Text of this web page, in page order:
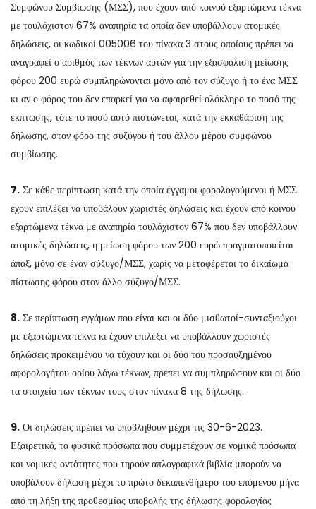
Συμφώνου Συμβίωσης (ΜΣΣ), που έχουν από κοινού εξαρτώμενα τέκνα
με τουλάχιστον 67% αναπηρία τα οποία δεν υποβάλλουν ατομικές
δηλώσεις, οι κωδικοί 005006 του πίνακα 3 στους οποίους πρέπει να
αναγραφεί ο αριθμός των τέκνων αυτών για την εξασφάλιση μείωσης
φόρου 200 ευρώ συμπληρώνονται μόνο από τον σύζυγο ή το ένα ΜΣΣ
κι αν ο φόρος του δεν επαρκεί για να αφαιρεθεί ολόκληρο το ποσό της
έκπτωσης, τότε το ποσό αυτό πιστώνεται, κατά την εκκαθάριση της
δήλωσης, στον φόρο της συζύγου ή του άλλου μέρου συμφώνου
συμβίωσης.
7. Σε κάθε περίπτωση κατά την οποία έγγαμοι φορολογούμενοι ή ΜΣΣ
έχουν επιλέξει να υποβάλουν χωριστές δηλώσεις και έχουν από κοινού
εξαρτώμενα τέκνα με αναπηρία τουλάχιστον 67% που δεν υποβάλλουν
ατομικές δηλώσεις, η μείωση φόρου των 200 ευρώ πραγματοποιείται
άπαξ, μόνο σε έναν σύζυγο/ΜΣΣ, χωρίς να μεταφέρεται το δικαίωμα
πίστωσης φόρου στον άλλο σύζυγο/ΜΣΣ.
8. Σε περίπτωση εγγάμων που είναι και οι δύο μισθωτοί-συνταξιούχοι
με εξαρτώμενα τέκνα κι έχουν επιλέξει να υποβάλλουν χωριστές
δηλώσεις προκειμένου να τύχουν και οι δύο του προσαυξημένου
αφορολογήτου ορίου λόγω τέκνων, πρέπει να συμπληρώσουν και οι δύο
τα στοιχεία των τέκνων τους στον πίνακα 8 της δήλωσης.
9. Οι δηλώσεις πρέπει να υποβληθούν μέχρι τις 30-6-2023.
Εξαιρετικά, τα φυσικά πρόσωπα που συμμετέχουν σε νομικά πρόσωπα
και νομικές οντότητες που τηρούν απλογραφικά βιβλία μπορούν να
υποβάλουν δήλωση μέχρι το πρώτο δεκαπενθήμερο του επόμενου μήνα
από τη λήξη της προθεσμίας υποβολής της δήλωσης φορολογίας